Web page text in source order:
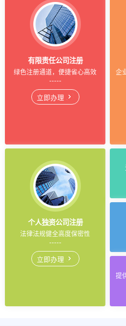
有限责任公司注册
绿色注册通道，便捷省心高效
立即办理
企
个人独资公司注册
法律法规健全高度保密性
立即办理
提